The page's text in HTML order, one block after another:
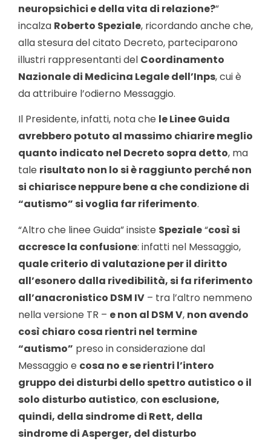
neuropsichici e della vita di relazione?”
incalza Roberto Speziale, ricordando anche che,
alla stesura del citato Decreto, parteciparono
illustri rappresentanti del Coordinamento
Nazionale di Medicina Legale dell’Inps, cui è
da attribuire l’odierno Messaggio.
Il Presidente, infatti, nota che le Linee Guida
avrebbero potuto al massimo chiarire meglio
quanto indicato nel Decreto sopra detto, ma
tale risultato non lo si è raggiunto perché non
si chiarisce neppure bene a che condizione di
“autismo” si voglia far riferimento.
“Altro che linee Guida” insiste Speziale“così si
accresce la confusione: infatti nel Messaggio,
quale criterio di valutazione per il diritto
all’esonero dalla rivedibilità, si fa riferimento
all’anacronistico DSM IV – tra l’altro nemmeno
nella versione TR – e non al DSM V, non avendo
così chiaro cosa rientri nel termine
“autismo” preso in considerazione dal
Messaggio e cosa no e se rientri l’intero
gruppo dei disturbi dello spettro autistico o il
solo disturbo autistico, con esclusione,
quindi, della sindrome di Rett, della
sindrome di Asperger, del disturbo